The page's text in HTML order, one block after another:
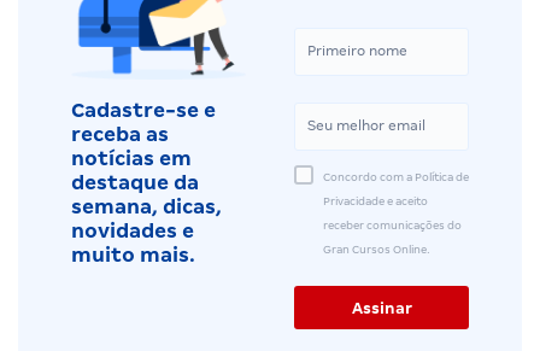
Cadastre-se e
receba as
notícias em
destaque da
semana, dicas,
novidades e
muito mais.
Concordo com a Política de
Privacidade e aceito
receber comunicações do
Gran Cursos Online.